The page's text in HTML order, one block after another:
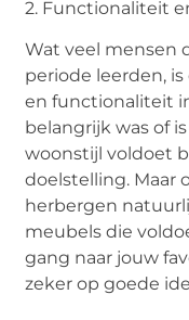
2. Functionaliteit
Wat veel mensen
periode leerden,
en functionaliteit
belangrijk was of
woonstijl voldoet
doelstelling. Maar
herbergen
meubels die
gang naar jouw
zeker op goede